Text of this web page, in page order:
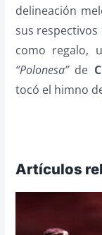
delineación
sus
como regalo,
“Polonesa”de
tocó el himno
Artículos